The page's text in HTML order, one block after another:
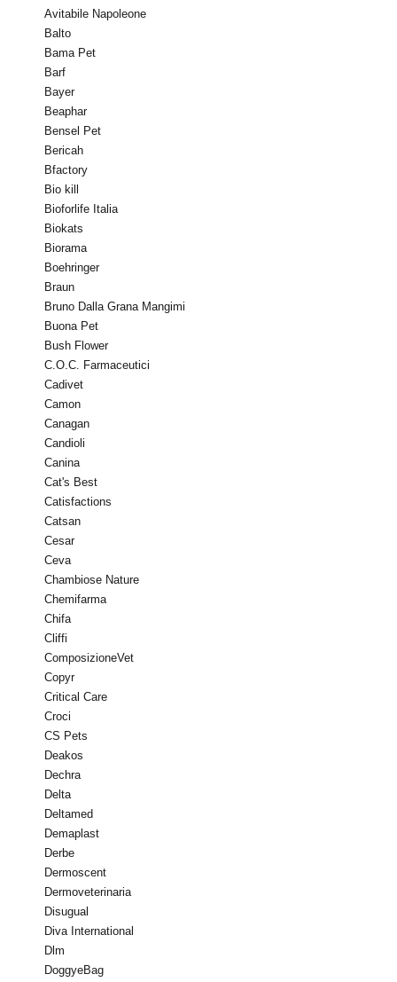
Avitabile Napoleone
Balto
Bama Pet
Barf
Bayer
Beaphar
Bensel Pet
Bericah
Bfactory
Bio kill
Bioforlife Italia
Biokats
Biorama
Boehringer
Braun
Bruno Dalla Grana Mangimi
Buona Pet
Bush Flower
C.O.C. Farmaceutici
Cadivet
Camon
Canagan
Candioli
Canina
Cat's Best
Catisfactions
Catsan
Cesar
Ceva
Chambiose Nature
Chemifarma
Chifa
Cliffi
ComposizioneVet
Copyr
Critical Care
Croci
CS Pets
Deakos
Dechra
Delta
Deltamed
Demaplast
Derbe
Dermoscent
Dermoveterinaria
Disugual
Diva International
Dlm
DoggyeBag